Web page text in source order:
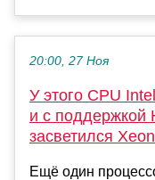
20:00, 27 Ноя
У этого CPU
и с поддержкой
засветился
Ещё один